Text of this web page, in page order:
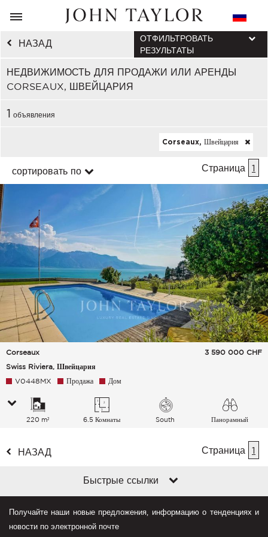
НАЗАД
НЕДВИЖИМОСТЬ ДЛЯ ПРОДАЖИ ИЛИ АРЕНДЫ
CORSEAUX, ШВЕЙЦАРИЯ
ОТФИЛЬТРОВАТЬ
РЕЗУЛЬТАТЫ
1 объявления
Corseaux, Швейцария
сортировать по Страница 1
Corseaux
Swiss Riviera, Швейцария
3 590 000 CHF
V0448MX Продажа Дом
220 m² 6.5 Комнаты South
Панорамный
НАЗАД Страница 1
Быстрые ссылки
Получайте наши новые предложения, информацию о тенденциях и
новости по электронной почте